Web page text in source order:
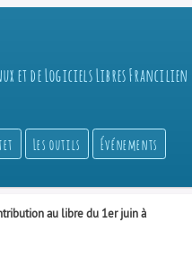
et de Logiciels Libres Francilien
Les outils Événements
au libre du 1er juin à